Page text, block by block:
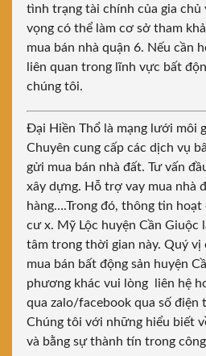
tình trạng tài chính của gia chủ
vọng có thể làm cơ sở tham
mua bán nhà quận 6. Nếu cần
liên quan trong lĩnh vực bất
chúng tôi.
Đại Hiền Thổ là mạng lưới môi
Chuyên cung cấp các dịch vụ
gửi mua bán nhà đất. Tư vấn
xây dựng. Hỗ trợ vay mua nhà
hàng….Trong đó, thông tin
cư x. Mỹ Lộc huyện Cần Giuộc
tâm trong thời gian này. Quý vị
mua bán bất động sản huyện
phương khác vui lòng liên hệ
qua zalo/facebook qua số điện
Chúng tôi với những hiểu biết
và bằng sự thành tín trong